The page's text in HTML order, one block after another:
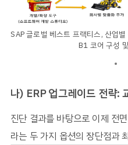
SAP 글로벌 베스트 프랙티스, 산업
B1 코어 구성
나) ERP업그레이드 전략:
진단 결과를 바탕으로 이제 전
라는 두 가지 옵션의 장단점과